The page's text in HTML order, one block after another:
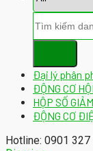
Đại lý phân
ĐỘNG CƠ
HỘP SỐ
ĐỘNG CƠ
Hotline: 0901 327